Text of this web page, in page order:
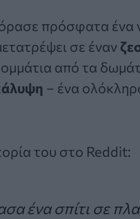
πρόσφατα ένα
σε έναν
από τα
– ένα
του στο Reddit:
ένα σπίτι σε